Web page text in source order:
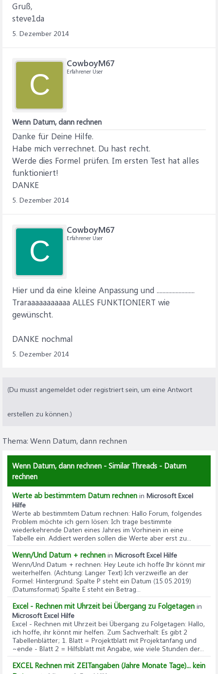
Gruß,
steve1da
5. Dezember 2014
C
CowboyM67
Erfahrener User
Wenn Datum, dann rechnen
Danke für Deine Hilfe.
Habe mich verrechnet. Du hast recht.
Werde dies Formel prüfen. Im ersten Test hat alles
funktioniert!
DANKE
5. Dezember 2014
C
CowboyM67
Erfahrener User
Hier und da eine kleine Anpassung und ..........................
Traraaaaaaaaaaa ALLES FUNKTIONIERT wie
gewünscht.
DANKE nochmal
5. Dezember 2014
(Du musst angemeldet oder registriert sein, um eine Antwort
erstellen zu können.)
Thema: Wenn Datum, dann rechnen
Wenn Datum, dann rechnen - Similar Threads - Datum
rechnen
Werte ab bestimmtem Datum rechnen in Microsoft Excel
Hilfe
Werte ab bestimmtem Datum rechnen: Hallo Forum, folgendes
Problem möchte ich gern lösen: Ich trage bestimmte
wiederkehrende Daten eines Jahres im Vorhinein in eine
Tabelle ein. Addiert werden sollen die Werte aber erst zu...
Wenn/Und Datum + rechnen in Microsoft Excel Hilfe
Wenn/Und Datum + rechnen: Hey Leute ich hoffe Ihr könnt mir
weiterhelfen. (Achtung: Langer Text) Ich verzweifle an der
Formel: Hintergrund: Spalte P steht ein Datum (15.05.2019)
(Datumsformat) Spalte E steht ein Betrag...
Excel - Rechnen mit Uhrzeit bei Übergang zu Folgetagen in
Microsoft Excel Hilfe
Excel - Rechnen mit Uhrzeit bei Übergang zu Folgetagen: Hallo,
ich hoffe, ihr könnt mir helfen. Zum Sachverhalt: Es gibt 2
Tabellenblätter; 1. Blatt = Projektblatt mit Projektanfang und
~ende - Blatt 2 = Hilfsblatt mit Angabe, wie viele Stunden der...
EXCEL Rechnen mit ZEITangaben (Jahre Monate Tage)... kein